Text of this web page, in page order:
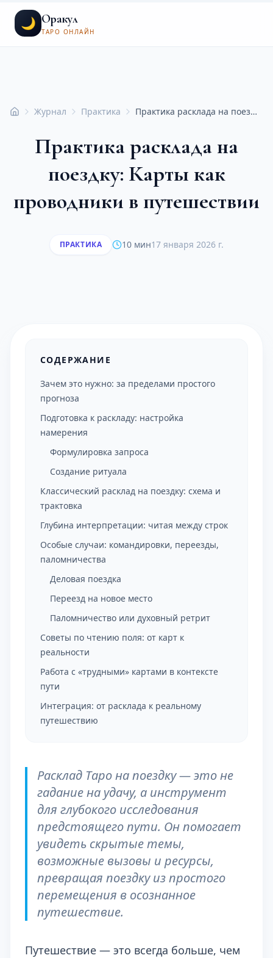
🌙 Оракул
ТАРО ОНЛАЙН
ГлавнаяЖурнал Практика Практика расклада на поездку: Карты как проводники в путешествии
Практика расклада на
поездку: Карты как
проводники в путешествии
ПРАКТИКА 10 мин17 января 2026 г.
СОДЕРЖАНИЕ
Зачем это нужно: за пределами простого
прогноза
Подготовка к раскладу: настройка
намерения
Формулировка запроса
Создание ритуала
Классический расклад на поездку: схема и
трактовка
Глубина интерпретации: читая между строк
Особые случаи: командировки, переезды,
паломничества
Деловая поездка
Переезд на новое место
Паломничество или духовный ретрит
Советы по чтению поля: от карт к
реальности
Работа с «трудными» картами в контексте
пути
Интеграция: от расклада к реальному
путешествию
Расклад Таро на поездку — это не
гадание на удачу, а инструмент
для глубокого исследования
предстоящего пути. Он помогает
увидеть скрытые темы,
возможные вызовы и ресурсы,
превращая поездку из простого
перемещения в осознанное
путешествие.
Путешествие — это всегда больше, чем